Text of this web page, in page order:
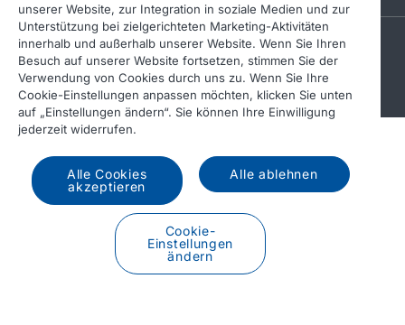
A PACCAR COMPANY
DRIVEN BY QUALITY
unserer Website, zur Integration in soziale Medien und zur
Unterstützung bei zielgerichteten Marketing-Aktivitäten
innerhalb und außerhalb unserer Website. Wenn Sie Ihren
Besuch auf unserer Website fortsetzen, stimmen Sie der
Verwendung von Cookies durch uns zu. Wenn Sie Ihre
Cookie-Einstellungen anpassen möchten, klicken Sie unten
auf „Einstellungen ändern“. Sie können Ihre Einwilligung
jederzeit widerrufen.
Alle Cookies
akzeptieren
Alle ablehnen
Cookie-
Einstellungen
ändern